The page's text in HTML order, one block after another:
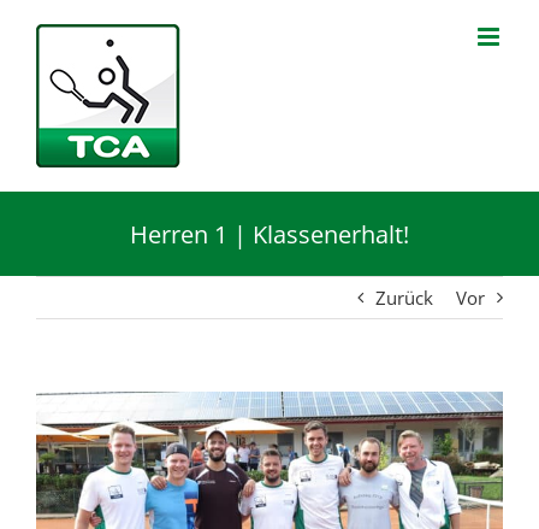
springen
Herren 1 | Klassenerhalt!
Zurück Vor
Zeige
grösseres
Bild